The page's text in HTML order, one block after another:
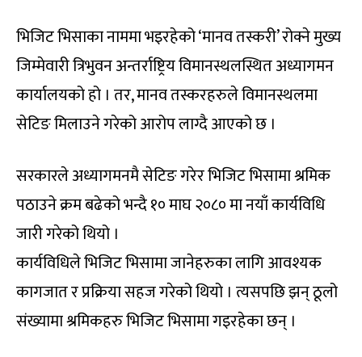
भिजिट भिसाका नाममा भइरहेको ‘मानव तस्करी’ रोक्ने मुख्य
जिम्मेवारी त्रिभुवन अन्तर्राष्ट्रिय विमानस्थलस्थित अध्यागमन
कार्यालयको हो । तर, मानव तस्करहरुले विमानस्थलमा
सेटिङ मिलाउने गरेको आरोप लाग्दै आएको छ ।
सरकारले अध्यागमनमै सेटिङ गरेर भिजिट भिसामा श्रमिक
पठाउने क्रम बढेको भन्दै १० माघ २०८० मा नयाँ कार्यविधि
जारी गरेको थियो ।
कार्यविधिले भिजिट भिसामा जानेहरुका लागि आवश्यक
कागजात र प्रक्रिया सहज गरेको थियो । त्यसपछि झन् ठूलो
संख्यामा श्रमिकहरु भिजिट भिसामा गइरहेका छन् ।